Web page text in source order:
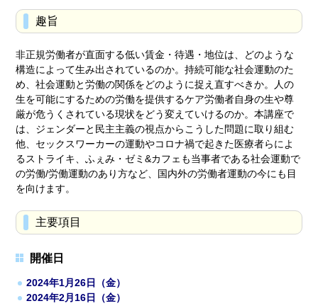
趣旨
非正規労働者が直面する低い賃金・待遇・地位は、どのような
構造によって生み出されているのか。持続可能な社会運動のた
め、社会運動と労働の関係をどのように捉え直すべきか。人の
生を可能にするための労働を提供するケア労働者自身の生や尊
厳が危うくされている現状をどう変えていけるのか。本講座で
は、ジェンダーと民主主義の視点からこうした問題に取り組む
他、セックスワーカーの運動やコロナ禍で起きた医療者らによ
るストライキ、ふぇみ・ゼミ&カフェも当事者である社会運動で
の労働/労働運動のあり方など、国内外の労働者運動の今にも目
を向けます。
主要項目
開催日
2024年1月26日（金）
2024年2月16日（金）